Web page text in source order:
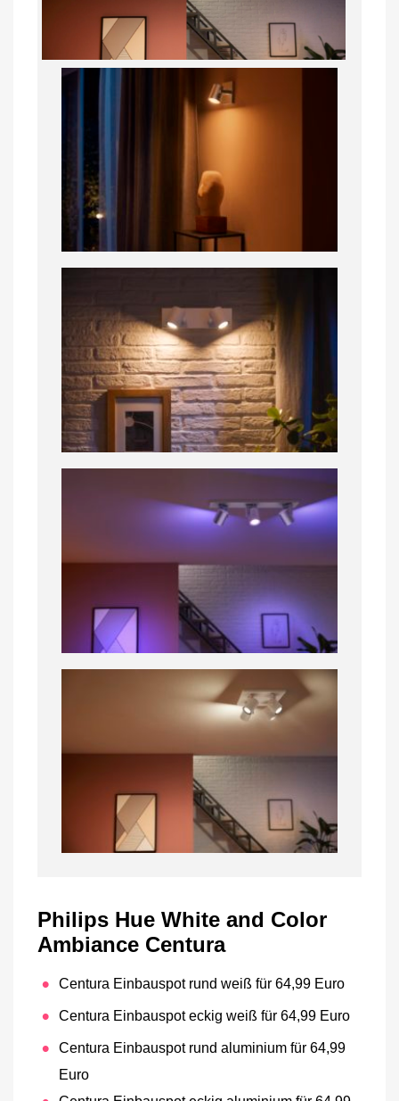
Philips Hue White and Color
Ambiance Centura
Centura Einbauspot rund weiß für 64,99 Euro
Centura Einbauspot eckig weiß für 64,99 Euro
Centura Einbauspot rund aluminium für 64,99
Euro